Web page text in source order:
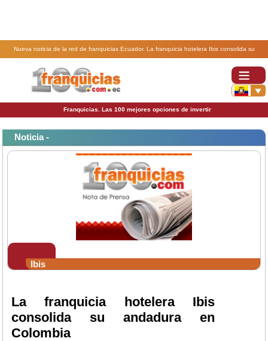
Nueva noticia de la red de franquicias Ecuador. La franquicia hotelera Ibis consolida su
Franquicias. Las 100 mejores opciones de invertir
Noticia -
Ibis
La franquicia hotelera Ibis
consolida su andadura en
Colombia